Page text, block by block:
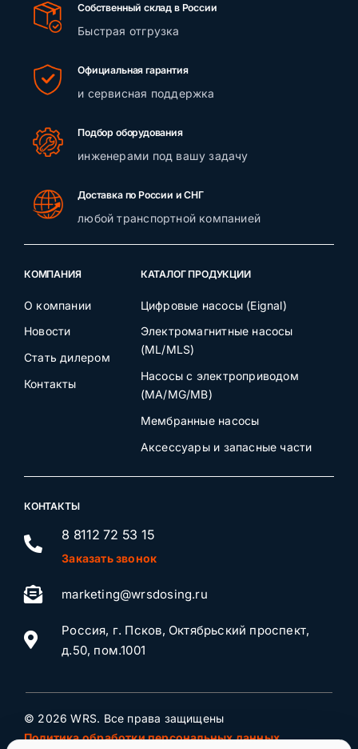
Собственный склад в России
Быстрая отгрузка
Официальная гарантия
и сервисная поддержка
Подбор оборудования
инженерами под вашу задачу
Доставка по России и СНГ
любой транспортной компанией
КОМПАНИЯ
О компании
Новости
Стать дилером
Контакты
КАТАЛОГ ПРОДУКЦИИ
Цифровые насосы (Eignal)
Электромагнитные насосы
(ML/MLS)
Насосы с электроприводом
(MA/MG/MB)
Мембранные насосы
Аксессуары и запасные части
КОНТАКТЫ
8 8112 72 53 15
Заказать звонок
marketing@wrsdosing.ru
Россия, г. Псков, Октябрьский проспект,
д.50, пом.1001
© 2026 WRS. Все права защищены
Политика обработки персональных данных